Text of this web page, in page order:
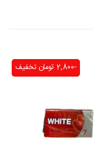
تخفیف -2,800 تومان